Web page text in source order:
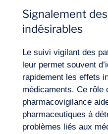
Signalement
indésirables
Le suivi vigilant des
leur permet souvent
rapidement les effets
médicaments. Ce rôle
pharmacovigilance
pharmaceutiques à
problèmes liés aux